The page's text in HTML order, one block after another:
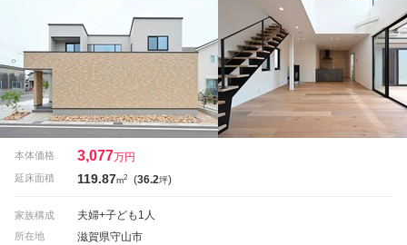
本体価格 3,077万円
延床面積 119.87m2 (36.2坪)
家族構成 夫婦+子ども1人
所在地 滋賀県守山市